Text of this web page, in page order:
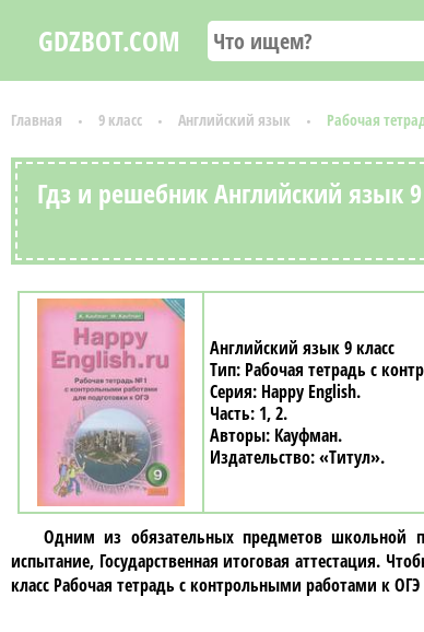
GDZBOT.COM
Главная 9 класс Английский язык Рабочая
Гдз и решебник Английский язык
Английский язык 9 класс
Рабочая тетрадь с
Happy English
1, 2
Кауфман
«Титул»
Одним из обязательных предметов школьной
испытание, Государственная итоговая аттестация.
класс Рабочая тетрадь с контрольными работами к ОГЭ